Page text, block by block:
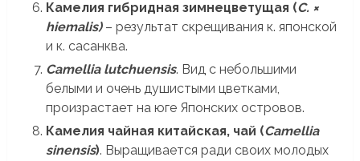
Камелия гибридная зимнецветущая (C. ×
hiemalis)– результат скрещивания к. японской
и к. сасанква.
Camellia lutchuensis. Вид с небольшими
белыми и очень душистыми цветками,
произрастает на юге Японских островов.
Камелия чайная китайская, чай (Camellia
sinensis). Выращивается ради своих молодых